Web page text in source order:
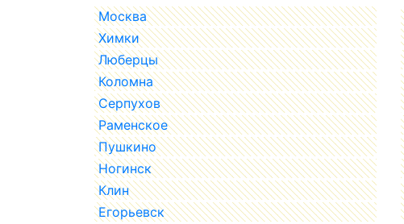
Москва
Химки
Люберцы
Коломна
Серпухов
Раменское
Пушкино
Ногинск
Клин
Егорьевск